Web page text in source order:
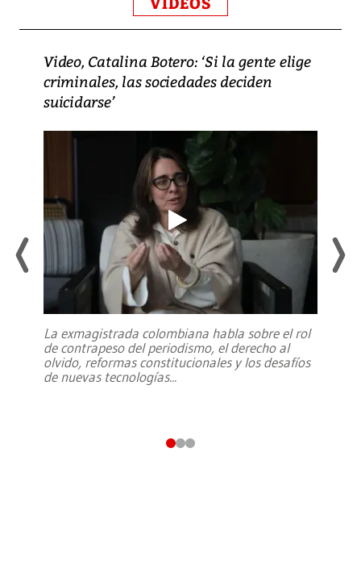
Video, Catalina Botero: ‘Si la gente elige
criminales, las sociedades deciden
suicidarse’
La exmagistrada colombiana habla sobre el rol
de contrapeso del periodismo, el derecho al
olvido, reformas constitucionales y los desafíos
de nuevas tecnologías...